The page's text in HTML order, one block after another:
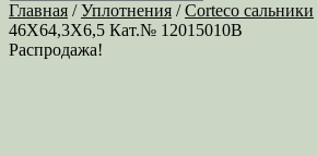
Главная /Уплотнения /Corteco сальники
46X64,3X6,5 Кат.№ 12015010B
Распродажа!